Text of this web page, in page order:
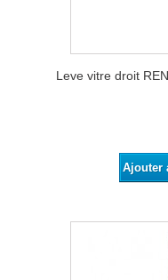
Leve vitre droit
Ajouter